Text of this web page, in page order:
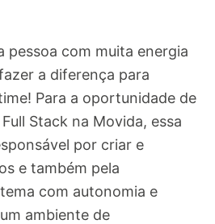
pessoa com muita energia
a diferença para
Para a oportunidade de
Stack na Movida, essa
por criar e
e também pela
com autonomia e
ambiente de